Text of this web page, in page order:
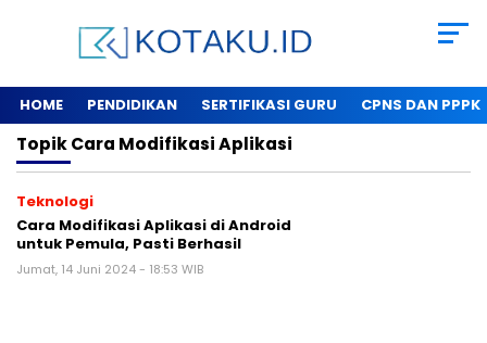
HOME PENDIDIKAN SERTIFIKASI GURU CPNS DAN PPPK
TopikCara Modifikasi Aplikasi
Teknologi
Cara Modifikasi Aplikasi di Android
untuk Pemula, Pasti Berhasil
Jumat, 14 Juni 2024 - 18:53 WIB